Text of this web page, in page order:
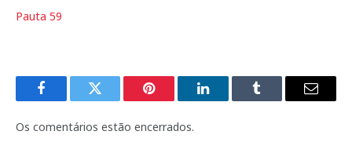
Pauta 59
FacebookTwitter Pinterest LinkedInTumblr
E-
Os comentários estão encerrados.